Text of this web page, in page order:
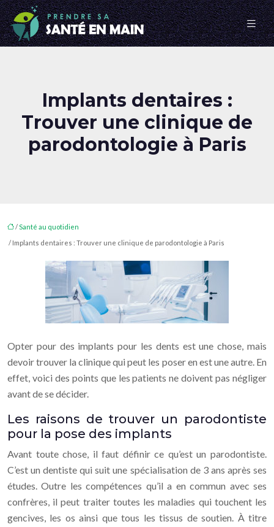
Implants dentaires :
Trouver une clinique de
parodontologie à Paris
/Santé au quotidien
/ Implants dentaires : Trouver une clinique de parodontologie à Paris
Opter pour des implants pour les dents est une chose, mais
devoir trouver la clinique qui peut les poser en est une autre. En
effet, voici des points que les patients ne doivent pas négliger
avant de se décider.
Les raisons de trouver un parodontiste
pour la pose des implants
Avant toute chose, il faut définir ce qu’est un parodontiste.
C’est un dentiste qui suit une spécialisation de 3 ans après ses
études. Outre les compétences qu’il a en commun avec ses
confrères, il peut traiter toutes les maladies qui touchent les
gencives, les os ainsi que tous les tissus de soutien. À titre